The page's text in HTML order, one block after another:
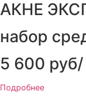
АКНЕ
набор
5 600
Подробнее